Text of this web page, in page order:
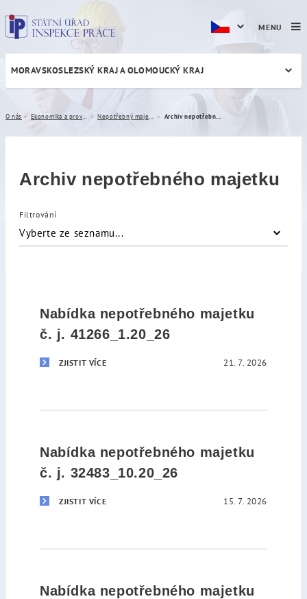
Archiv nepotřebného
MORAVSKOSLEZSKÝ KRAJ A OLOMOUCKÝ KRAJ
O nás
Archiv nepotřebného majetku
Filtrování
Vyberte ze seznamu...
Nabídka nepotřebného majetku
č. j. 41266_1.20_26
ZJISTIT VÍCE 21. 7. 2026
Nabídka nepotřebného majetku
č. j. 32483_10.20_26
ZJISTIT VÍCE 15. 7. 2026
Nabídka nepotřebného majetku
MENU